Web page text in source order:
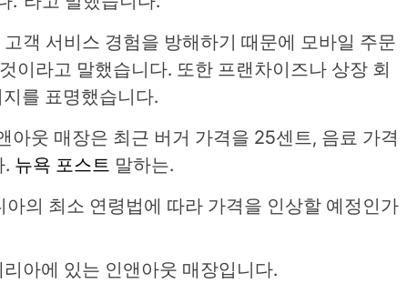
객 서비스 경험을 방해하기 때문에 모바일 주문
이라고 말했습니다. 또한 프랜차이즈나 상장 회
를 표명했습니다.
아웃 매장은 최근 버거 가격을 25센트, 음료 가격
. 뉴욕 포스트 말하는.